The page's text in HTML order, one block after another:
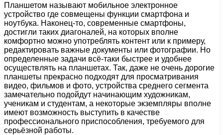
Планшетом называют мобильное электронное
устройство где совмещены функции смартфона и
ноутбука. Наконец-то, современные смартфоны,
достигли таких диагоналей, на которых вполне
комфортно можно употреблять контент или к примеру,
редактировать важные документы или фотографии. Но
определенные задачи всё-таки быстрее и удобнее
осуществлять на планшетах. Так, даже не очень дорогие
планшеты прекрасно подходят для просматривания
видео, фильмов и фото, устройства среднего сегмента
замечательно подойдут начинающим художникам,
ученикам и студентам, а некоторые экземпляры вполне
имеют возможность выступить в качестве
профессионального приспособления, требуемого для
серьёзной работы.